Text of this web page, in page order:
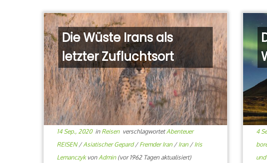
Die Wüste Irans als
letzter Zufluchtsort
14 Sep., 2020in Reisen verschlagwortetAbenteuer
REISEN / Asiatischer Gepard/ Fremder Iran / Iran / Iris
Lemanczykvon Admin(vor 1962 Tagen aktualisiert)
4